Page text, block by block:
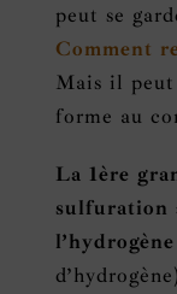
peut se
Comment
Mais il peut
forme au
La 1ère
sulfuration
d’hydrogène)